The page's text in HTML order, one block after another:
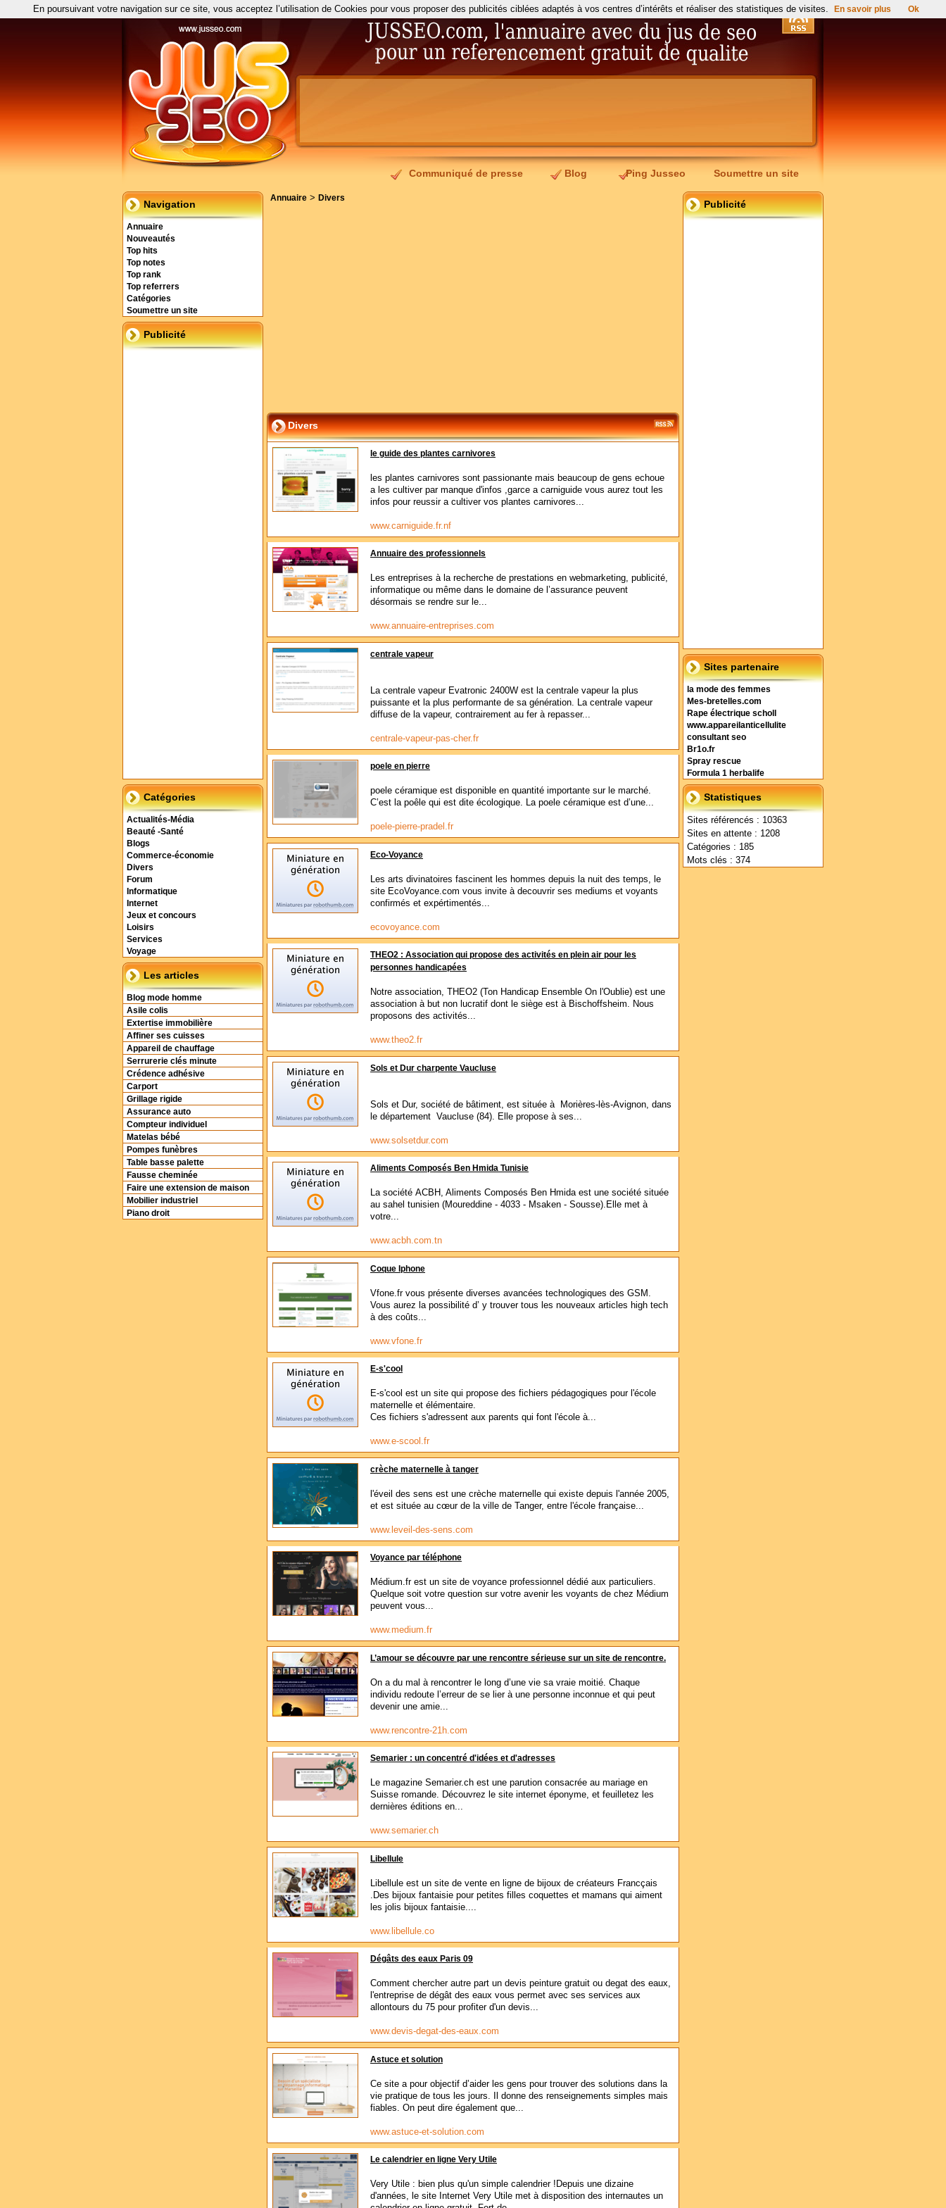
Communiqué de presse Blog Ping Jusseo Soumettre un site
Navigation
Annuaire
Nouveautés
Top hits
Top notes
Top rank
Top referrers
Catégories
Soumettre un site
Publicité
Catégories
Actualités-Média
Beauté -Santé
Blogs
Commerce-économie
Divers
Forum
Informatique
Internet
Jeux et concours
Loisirs
Services
Voyage
Les articles
Blog mode homme
Asile colis
Extertise immobilière
Affiner ses cuisses
Appareil de chauffage
Serrurerie clés minute
Crédence adhésive
Carport
Grillage rigide
Assurance auto
Compteur individuel
Matelas bébé
Pompes funèbres
Table basse palette
Fausse cheminée
Faire une extension de maison
Mobilier industriel
Piano droit
Publicité
Sites partenaire
la mode des femmes
Mes-bretelles.com
Rape électrique scholl
www.appareilanticellulite
consultant seo
Br1o.fr
Spray rescue
Formula 1 herbalife
Statistiques
Sites référencés : 10363
Sites en attente : 1208
Catégories : 185
Mots clés : 374
Annuaire > Divers
Divers
le guide des plantes carnivores
les plantes carnivores sont passionante mais beaucoup de gens echoue
a les cultiver par manque d'infos ,garce a carniguide vous aurez tout les
infos pour reussir a cultiver vos plantes carnivores...
www.carniguide.fr.nf
Annuaire des professionnels
Les entreprises à la recherche de prestations en webmarketing, publicité,
informatique ou même dans le domaine de l’assurance peuvent
désormais se rendre sur le...
www.annuaire-entreprises.com
centrale vapeur
La centrale vapeur Evatronic 2400W est la centrale vapeur la plus
puissante et la plus performante de sa génération. La centrale vapeur
diffuse de la vapeur, contrairement au fer à repasser...
centrale-vapeur-pas-cher.fr
poele en pierre
poele céramique est disponible en quantité importante sur le marché.
C’est la poêle qui est dite écologique. La poele céramique est d’une...
poele-pierre-pradel.fr
Eco-Voyance
Les arts divinatoires fascinent les hommes depuis la nuit des temps, le
site EcoVoyance.com vous invite à decouvrir ses mediums et voyants
confirmés et expértimentés...
ecovoyance.com
THEO2 : Association qui propose des activités en plein air pour les
personnes handicapées
Notre association, THEO2 (Ton Handicap Ensemble On l'Oublie) est une
association à but non lucratif dont le siège est à Bischoffsheim. Nous
proposons des activités...
www.theo2.fr
Sols et Dur charpente Vaucluse
Sols et Dur, société de bâtiment, est située à Morières-lès-Avignon, dans
le département Vaucluse (84). Elle propose à ses...
www.solsetdur.com
Aliments Composés Ben Hmida Tunisie
La société ACBH, Aliments Composés Ben Hmida est une société située
au sahel tunisien (Moureddine - 4033 - Msaken - Sousse).Elle met à
votre...
www.acbh.com.tn
Coque Iphone
Vfone.fr vous présente diverses avancées technologiques des GSM.
Vous aurez la possibilité d’ y trouver tous les nouveaux articles high tech
à des coûts...
www.vfone.fr
E-s'cool
E-s'cool est un site qui propose des fichiers pédagogiques pour l'école
maternelle et élémentaire.
Ces fichiers s'adressent aux parents qui font l'école à...
www.e-scool.fr
crèche maternelle à tanger
l'éveil des sens est une crèche maternelle qui existe depuis l'année 2005,
et est située au cœur de la ville de Tanger, entre l'école française...
www.leveil-des-sens.com
Voyance par téléphone
Médium.fr est un site de voyance professionnel dédié aux particuliers.
Quelque soit votre question sur votre avenir les voyants de chez Médium
peuvent vous...
www.medium.fr
L’amour se découvre par une rencontre sérieuse sur un site de rencontre.
On a du mal à rencontrer le long d’une vie sa vraie moitié. Chaque
individu redoute l’erreur de se lier à une personne inconnue et qui peut
devenir une amie...
www.rencontre-21h.com
Semarier : un concentré d'idées et d'adresses
Le magazine Semarier.ch est une parution consacrée au mariage en
Suisse romande. Découvrez le site internet éponyme, et feuilletez les
dernières éditions en...
www.semarier.ch
Libellule
Libellule est un site de vente en ligne de bijoux de créateurs Francçais
.Des bijoux fantaisie pour petites filles coquettes et mamans qui aiment
les jolis bijoux fantaisie....
www.libellule.co
Dégâts des eaux Paris 09
Comment chercher autre part un devis peinture gratuit ou degat des eaux,
l'entreprise de dégât des eaux vous permet avec ses services aux
allontours du 75 pour profiter d'un devis...
www.devis-degat-des-eaux.com
Astuce et solution
Ce site a pour objectif d’aider les gens pour trouver des solutions dans la
vie pratique de tous les jours. Il donne des renseignements simples mais
fiables. On peut dire également que...
www.astuce-et-solution.com
Le calendrier en ligne Very Utile
Very Utile : bien plus qu'un simple calendrier !Depuis une dizaine
d'années, le site Internet Very Utile met à disposition des internautes un
En poursuivant votre navigation sur ce site, vous acceptez l’utilisation de Cookies pour vous proposer des publicités ciblées adaptés à vos centres d’intérêts et réaliser des statistiques de visites. En savoir plus Ok